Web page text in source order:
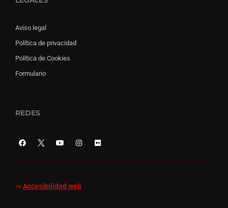
Aviso legal
Política de privacidad
Política de Cookies
Formulario
REDES
⇒ Accesibilidad web